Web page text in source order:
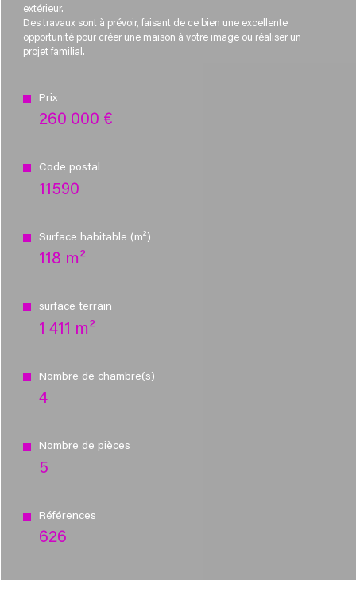
extérieur.
Des travaux sont à prévoir, faisant de ce bien une excellente
opportunité pour créer une maison à votre image ou réaliser un
projet familial.
Prix
260 000 €
Code postal
11590
Surface habitable (m²)
118 m²
surface terrain
1 411 m²
Nombre de chambre(s)
4
Nombre de pièces
5
Références
626